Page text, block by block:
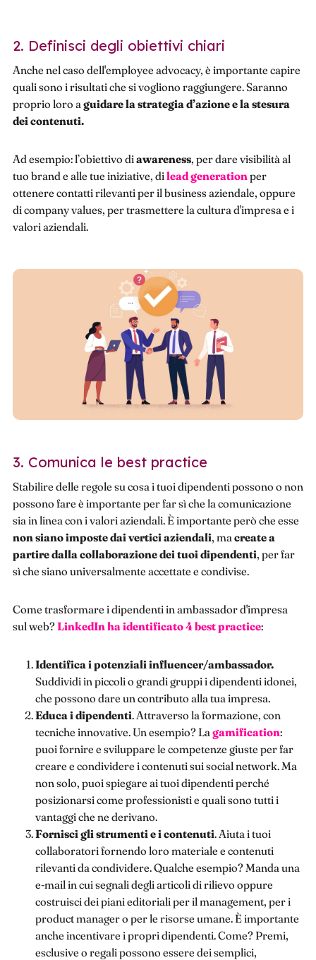
2. Definisci degli obiettivi chiari
Anche nel caso dell'employee advocacy, è importante capire
quali sono i risultati che si vogliono raggiungere. Saranno
proprio loro aguidare la strategia d’azione e la stesura
dei contenuti.
Ad esempio: l’obiettivo diawareness, per dare visibilità al
tuo brand e alle tue iniziative, dilead generationper
ottenere contatti rilevanti per il business aziendale, oppure
di company values, per trasmettere la cultura d'impresa e i
valori aziendali.
3. Comunica le best practice
Stabilire delle regole su cosa i tuoi dipendenti possono o non
possono fare è importante per far sì che la comunicazione
sia in linea con i valori aziendali. È importante però che esse
non siano imposte dai vertici aziendali, ma create a
partire dalla collaborazione dei tuoi dipendenti, per far
sì che siano universalmente accettate e condivise.
Come trasformare i dipendenti in ambassador d'impresa
sul web?LinkedIn ha identificato 4 best practice:
Identifica i potenziali influencer/ambassador.
Suddividi in piccoli o grandi gruppi i dipendenti idonei,
che possono dare un contributo alla tua impresa.
Educa i dipendenti. Attraverso la formazione, con
tecniche innovative. Un esempio? La gamification:
puoi fornire e sviluppare le competenze giuste per far
creare e condividere i contenuti sui social network. Ma
non solo, puoi spiegare ai tuoi dipendenti perché
posizionarsi come professionisti e quali sono tutti i
vantaggi che ne derivano.
Fornisci gli strumenti e i contenuti. Aiuta i tuoi
collaboratori fornendo loro materiale e contenuti
rilevanti da condividere. Qualche esempio? Manda una
e-mail in cui segnali degli articoli di rilievo oppure
costruisci dei piani editoriali per il management, per i
product manager o per le risorse umane. È importante
anche incentivare i propri dipendenti. Come? Premi,
esclusive o regali possono essere dei semplici,